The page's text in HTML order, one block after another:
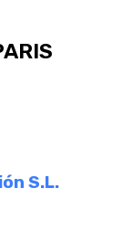
S.L.